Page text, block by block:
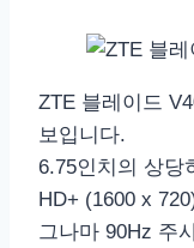
ZTE 블레이드
보입니다.
6.75인치의 상당
HD+ (1600 x
그나마 90Hz 주